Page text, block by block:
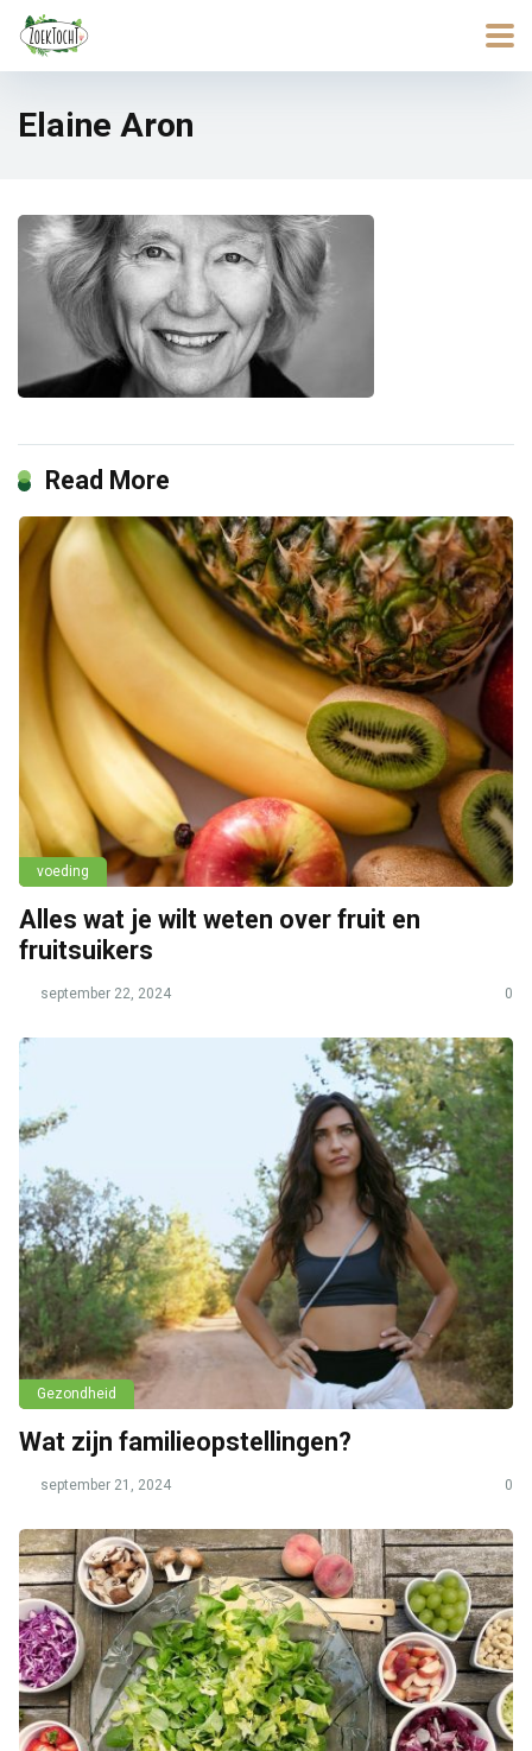
Elaine Aron
Read More
voeding
Alles wat je wilt weten over fruit en
fruitsuikers
september 22, 2024 0
Gezondheid
Wat zijn familieopstellingen?
september 21, 2024 0